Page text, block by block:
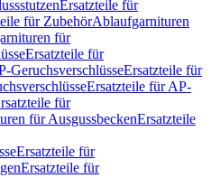
Ersatzteile für
für ZubehörAblaufgarnituren
für
Ersatzteile für
GeruchsverschlüsseErsatzteile für
Ersatzteile für AP-
für
für AusgussbeckenErsatzteile
Ersatzteile für
Ersatzteile für